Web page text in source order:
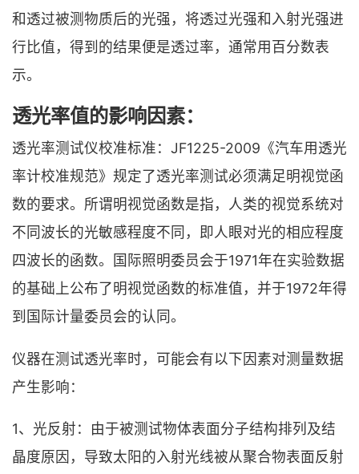
和透过被测物质后的光强，将透过光强和入射光强进
行比值，得到的结果便是透过率，通常用百分数表
示。
透光率值的影响因素：
透光率测试仪校准标准：JF1225-2009《汽车用透光
率计校准规范》规定了透光率测试必须满足明视觉函
数的要求。所谓明视觉函数是指，人类的视觉系统对
不同波长的光敏感程度不同，即人眼对光的相应程度
四波长的函数。国际照明委员会于1971年在实验数据
的基础上公布了明视觉函数的标准值，并于1972年得
到国际计量委员会的认同。
仪器在测试透光率时，可能会有以下因素对测量数据
产生影响：
1、光反射：由于被测试物体表面分子结构排列及结
晶度原因，导致太阳的入射光线被从聚合物表面反射